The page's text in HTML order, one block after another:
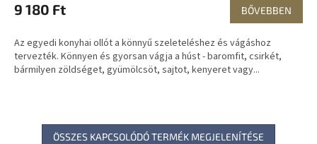
9 180 Ft BŐVEBBEN
Az egyedi konyhai ollót a könnyű szeleteléshez és vágáshoz
tervezték. Könnyen és gyorsan vágja a húst - baromfit, csirkét,
bármilyen zöldséget, gyümölcsöt, sajtot, kenyeret vagy...
ÖSSZES KAPCSOLÓDÓ TERMÉK MEGJELENÍTÉSE